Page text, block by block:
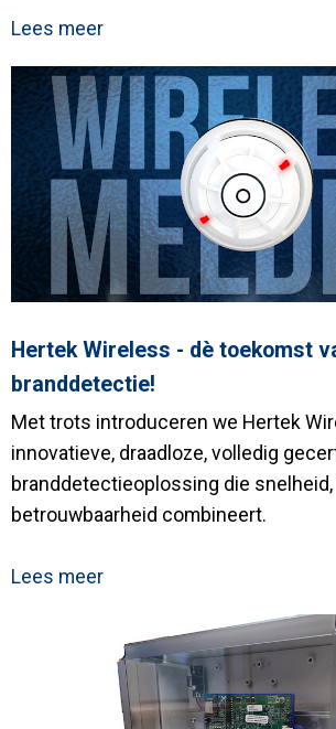
Lees meer
Hertek Wireless - dè toekomst
branddetectie!
Met trots introduceren we Hertek
innovatieve, draadloze, volledig
branddetectieoplossing die
betrouwbaarheid combineert.
Lees meer